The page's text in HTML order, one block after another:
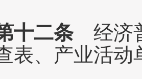
十二条经济普
表、产业活动